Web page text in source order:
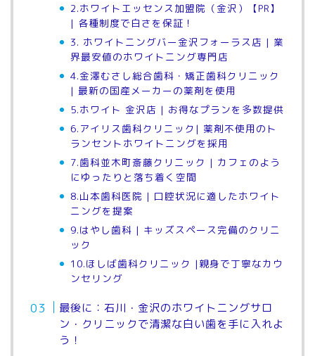
2.ホワイトエッセンス加盟院（金沢）
【PR】
| 各種制度で白さを保証！
3. ホワイトニングバー金沢フォーラス店 | 業
界最安値のホワイトニング専門店
4.金澤むさし総合歯科・矯正歯科クリニック
| 最新の国産メーカーの薬剤を使用
5.ホワイト 金沢店 | お得なプランを多数提供
6.アイリス歯科クリニック| 薬剤不使用のト
ランセントホワイトニングを採用
7.歯科並木町斎藤クリニック | カフェのよう
にゆったりと落ち着く空間
8.山本歯科医院 | 口腔状況に適したホワイト
ニングを提案
9.はやし歯科 | キッズスペース完備のクリニ
ック
10.ほしば歯科クリニック |親身で丁寧なカウ
ンセリング
最後に：石川・金沢のホワイトニングサロ
ン・クリニックで清潔な白い歯を手に入れよ
う！